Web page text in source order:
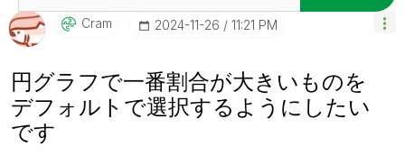
Cram ‎2024-11-26 11:21 PM
円グラフで一番割合が大きいものを
デフォルトで選択するようにしたい
です